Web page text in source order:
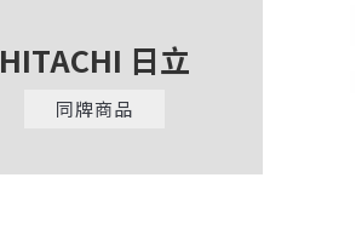
HITACHI 日立
同牌商品